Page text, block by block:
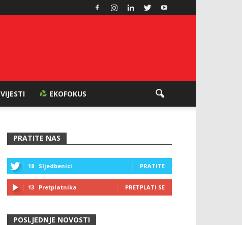
VIJESTI EKOFOKUS
PRATITE NAS
18 Sljedbenici PRATITE
13 Pretplatnika PRETPLATI SE
POSLJEDNJE NOVOSTI